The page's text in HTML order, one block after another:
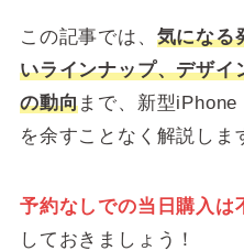
この記事では、 気になる
いラインナップ、デザイ
の動向まで、新型
を余すことなく解説しま
予約なしでの当日購入は
しておきましょう！